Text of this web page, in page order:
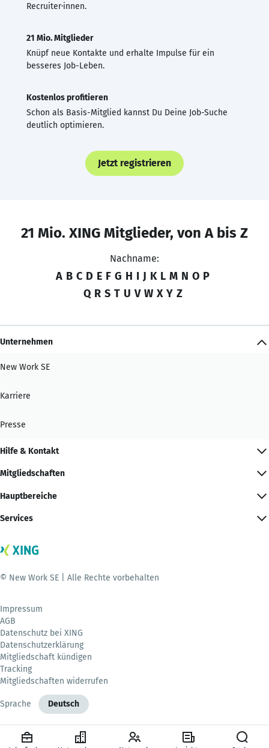
Recruiter·innen.
21 Mio. Mitglieder
Knüpf neue Kontakte und erhalte Impulse für ein
besseres Job-Leben.
Kostenlos profitieren
Schon als Basis-Mitglied kannst Du Deine Job-Suche
deutlich optimieren.
Jetzt registrieren
21 Mio. XING Mitglieder, von A bis Z
Nachname:
A B C D E F G H I J K L M N O P
Q R S T U V W X Y Z
Unternehmen
New Work SE
Karriere
Presse
Hilfe & Kontakt
Mitgliedschaften
Hauptbereiche
Services
© New Work SE | Alle Rechte vorbehalten
Impressum
AGB
Datenschutz bei XING
Datenschutzerklärung
Mitgliedschaft kündigen
Tracking
Mitgliedschaften widerrufen
Sprache Deutsch